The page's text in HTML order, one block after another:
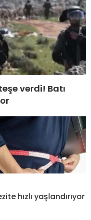
verdi! Batı
hızlı yaşlandırıyor